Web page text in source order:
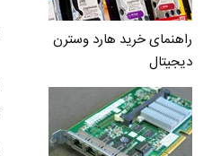
راهنمای خرید هارد وسترن
دیجیتال